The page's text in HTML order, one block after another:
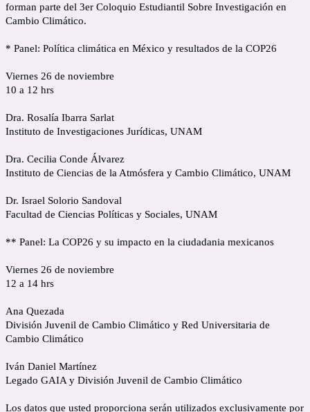
forman parte del 3er Coloquio Estudiantil Sobre Investigación en
Cambio Climático.
* Panel: Política climática en México y resultados de la COP26
Viernes 26 de noviembre
10 a 12 hrs
Dra. Rosalía Ibarra Sarlat
Instituto de Investigaciones Jurídicas, UNAM
Dra. Cecilia Conde Álvarez
Instituto de Ciencias de la Atmósfera y Cambio Climático, UNAM
Dr. Israel Solorio Sandoval
Facultad de Ciencias Políticas y Sociales, UNAM
** Panel: La COP26 y su impacto en la ciudadania mexicanos
Viernes 26 de noviembre
12 a 14 hrs
Ana Quezada
División Juvenil de Cambio Climático y Red Universitaria de
Cambio Climático
Iván Daniel Martínez
Legado GAIA y División Juvenil de Cambio Climático
Los datos que usted proporciona serán utilizados exclusivamente por